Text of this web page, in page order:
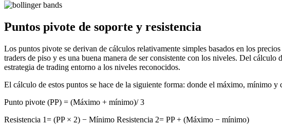
Puntos pivote de soporte y resistencia
Los puntos pivote se derivan de cálculos relativamente simples basados en los
traders de piso y es una buena manera de ser consistente con los niveles. Del
estrategia de trading entorno a los niveles reconocidos.
El cálculo de estos puntos se hace de la siguiente forma: donde el máximo, mínimo y
Punto pivote (PP) = (Máximo + mínimo)/ 3
Resistencia 1= (PP × 2) − Mínimo Resistencia 2= PP + (Máximo − mínimo)